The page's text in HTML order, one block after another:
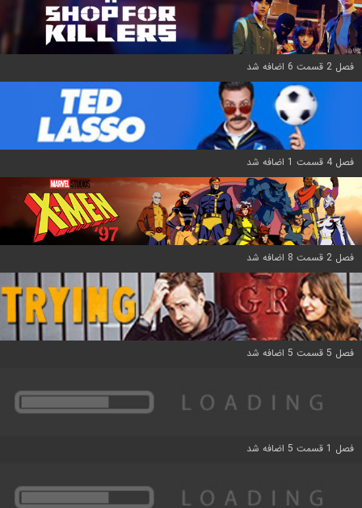
فصل 2 قسمت 6 اضافه شد
فصل 4 قسمت 1 اضافه شد
فصل 2 قسمت 8 اضافه شد
فصل 5 قسمت 5 اضافه شد
فصل 1 قسمت 5 اضافه شد